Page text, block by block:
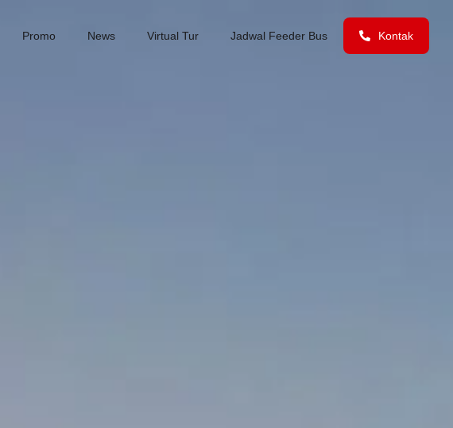
Promo News Virtual Tur Jadwal Feeder Bus Kontak